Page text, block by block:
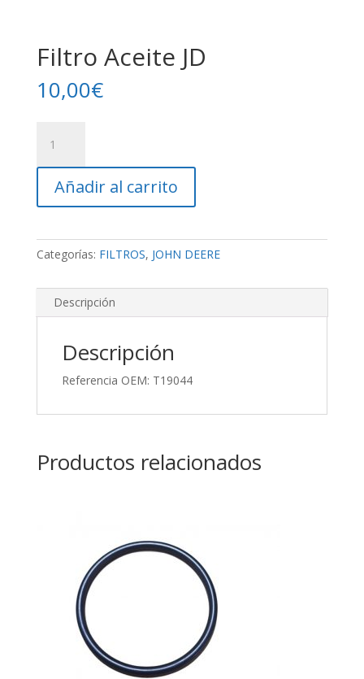
Filtro Aceite JD
10,00€
Aceite
JD
cantidad
Añadir al carrito
Categorías: FILTROS, JOHN DEERE
Descripción
Descripción
Referencia OEM: T19044
Productos relacionados